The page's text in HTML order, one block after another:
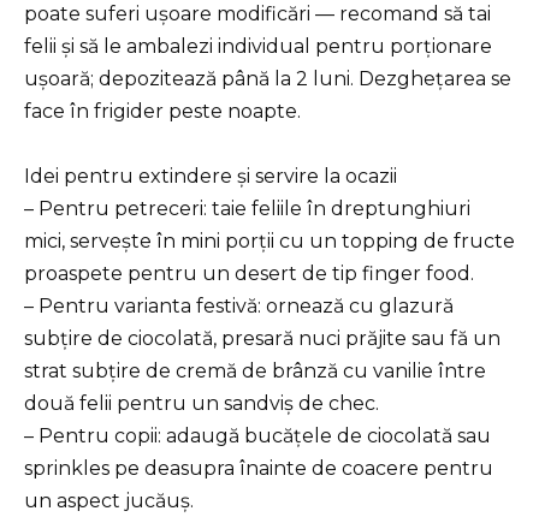
poate suferi ușoare modificări — recomand să tai
felii și să le ambalezi individual pentru porționare
ușoară; depozitează până la 2 luni. Dezghețarea se
face în frigider peste noapte.
Idei pentru extindere și servire la ocazii
– Pentru petreceri: taie feliile în dreptunghiuri
mici, servește în mini porții cu un topping de fructe
proaspete pentru un desert de tip finger food.
– Pentru varianta festivă: ornează cu glazură
subțire de ciocolată, presară nuci prăjite sau fă un
strat subțire de cremă de brânză cu vanilie între
două felii pentru un sandviș de chec.
– Pentru copii: adaugă bucățele de ciocolată sau
sprinkles pe deasupra înainte de coacere pentru
un aspect jucăuș.